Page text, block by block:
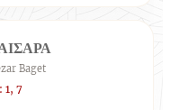
Baget
1, 7